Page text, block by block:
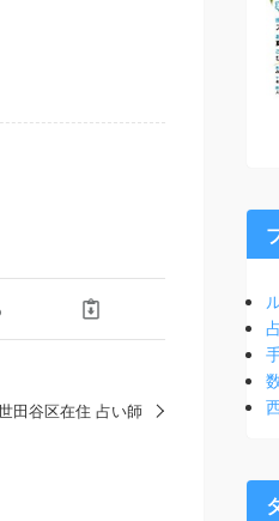
田谷区在住 占い師